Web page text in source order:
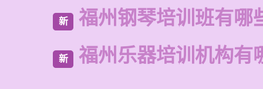
新 福州钢琴培训班有哪
新 福州乐器培训机构有